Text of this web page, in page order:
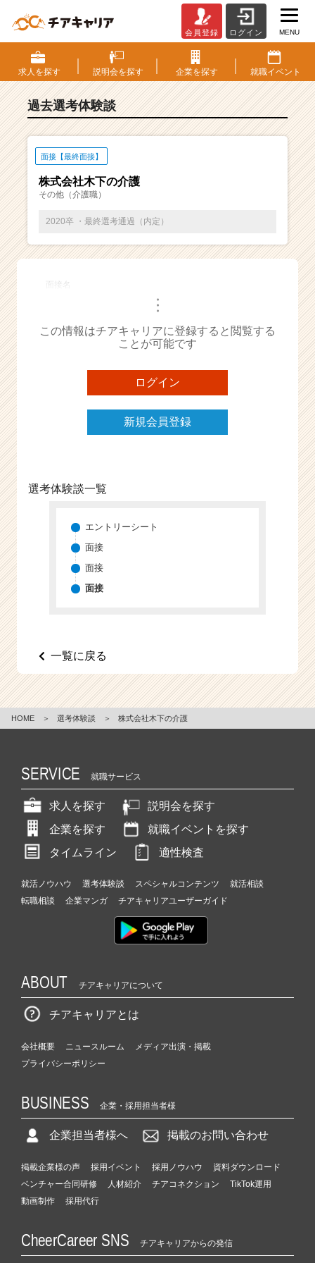
S・
選
考
験
ベ
チ
ー・
成
ら
ス
ト
が
届
く
チ
r
r
会員登録 ログイン MENU
求人を探す 説明会を探す 企業を探す 就職イベント
過去選考体験談
面接【最終面接】
株式会社木下の介護
その他（介護職）
2020卒 ・最終選考通過（内定）
面接名
・・・
この情報はチアキャリアに登録すると閲覧する
ことが可能です
ログイン
新規会員登録
選考体験談一覧
エントリーシート
面接
面接
面接
一覧に戻る
HOME ＞ 選考体験談 ＞ 株式会社木下の介護
SERVICE 就職サービス
求人を探す
説明会を探す
企業を探す
就職イベントを探す
タイムライン
適性検査
就活ノウハウ 選考体験談 スペシャルコンテンツ
就活相談
転職相談
企業マンガ チアキャリアユーザーガイド
ABOUT チアキャリアについて
チアキャリアとは
会社概要 ニュースルーム
メディア出演・掲載
プライバシーポリシー
BUSINESS 企業・採用担当者様
企業担当者様へ 掲載のお問い合わせ
掲載企業様の声 採用イベント 採用ノウハウ
資料ダウンロード
ベンチャー合同研修
人材紹介 チアコネクション
TikTok運用
動画制作
採用代行
CheerCareer SNS チアキャリアからの発信